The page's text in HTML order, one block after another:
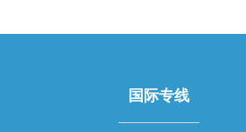
国际专线